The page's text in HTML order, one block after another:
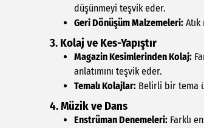
düşünmeyi teşvik eder.
Geri Dönüşüm Malzemeleri:
3. Kolaj ve Kes-Yapıştır
Magazin Kesimlerinden Kolaj:
anlatımını teşvik eder.
Temalı Kolajlar: Belirli bir tema
4. Müzik ve Dans
Enstrüman Denemeleri: Farklı